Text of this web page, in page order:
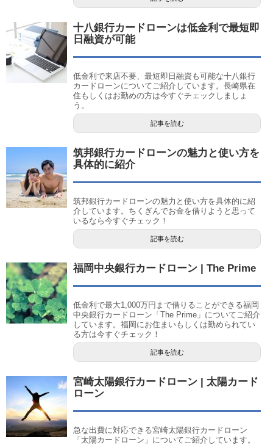
十八銀行カードローンは低金利で最短即
日融資が可能
低金利で来店不要、最短即日融資も可能な十八銀行
カードローンについてご紹介しています。長崎県在
住もしくはお勤めの方は今すぐチェックしましょ
う。
記事を読む
筑邦銀行カードローンの魅力と使い方を
具体的に紹介
筑邦銀行カードローンの魅力と使い方を具体的に紹
介しています。ちくぎんでお金を借りようと思って
いるなら今すぐチェック！
記事を読む
福岡中央銀行カードローン | The Prime
低金利で最大1,000万円まで借りることができる福岡
中央銀行カードローン「The Prime」についてご紹介
しています。福岡にお住まいもしくは勤められてい
る方は今すぐチェック！
記事を読む
宮崎太陽銀行カードローン | 太陽カード
ローン
急な出費に対応できる宮崎太陽銀行カードローン
「太陽カードローン」についてご紹介しています。